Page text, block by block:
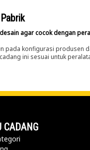
agar cocok dengan
pada konfigurasi produsen
ini sesuai untuk
CADANG